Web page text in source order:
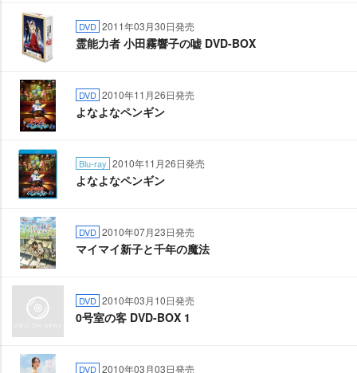
DVD 2011年03月30日発売
霊能力者 小田霧響子の嘘 DVD-BOX
DVD 2010年11月26日発売
よなよなペンギン
Blu-ray 2010年11月26日発売
よなよなペンギン
DVD 2010年07月23日発売
マイマイ新子と千年の魔法
DVD 2010年03月10日発売
0号室の客 DVD-BOX 1
DVD 2010年03月03日発売